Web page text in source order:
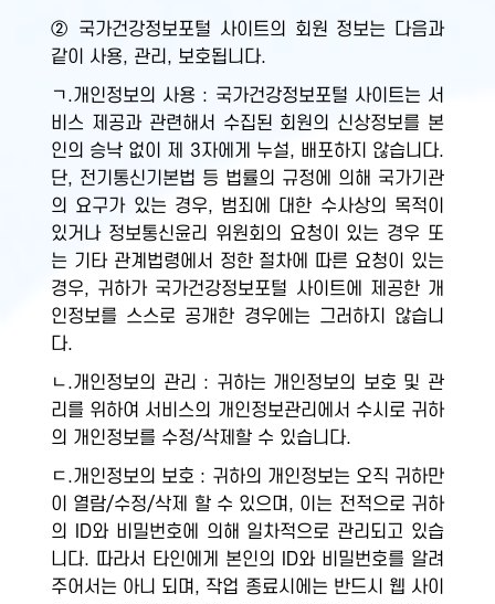
② 국가건강정보포털 사이트의 회원 정보는 다음과
같이 사용, 관리, 보호됩니다.
ㄱ.개인정보의 사용 : 국가건강정보포털 사이트는 서
비스 제공과 관련해서 수집된 회원의 신상정보를 본
인의 승낙 없이 제 3자에게 누설, 배포하지 않습니다.
단, 전기통신기본법 등 법률의 규정에 의해 국가기관
의 요구가 있는 경우, 범죄에 대한 수사상의 목적이
있거나 정보통신윤리 위원회의 요청이 있는 경우 또
는 기타 관계법령에서 정한 절차에 따른 요청이 있는
경우, 귀하가 국가건강정보포털 사이트에 제공한 개
인정보를 스스로 공개한 경우에는 그러하지 않습니
다.
ㄴ.개인정보의 관리 : 귀하는 개인정보의 보호 및 관
리를 위하여 서비스의 개인정보관리에서 수시로 귀하
의 개인정보를 수정/삭제할 수 있습니다.
ㄷ.개인정보의 보호 : 귀하의 개인정보는 오직 귀하만
이 열람/수정/삭제 할 수 있으며, 이는 전적으로 귀하
의 ID와 비밀번호에 의해 일차적으로 관리되고 있습
니다. 따라서 타인에게 본인의 ID와 비밀번호를 알려
주어서는 아니 되며, 작업 종료시에는 반드시 웹 사이